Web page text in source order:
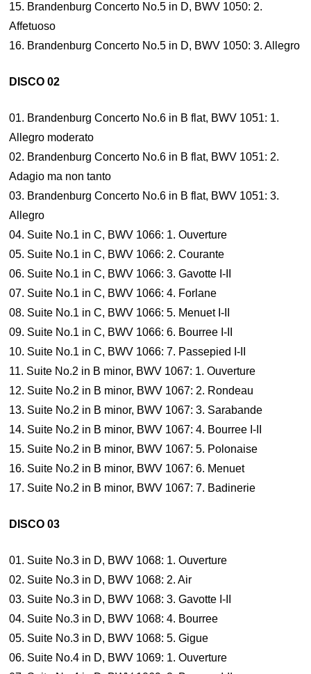
15. Brandenburg Concerto No.5 in D, BWV 1050: 2.
Affetuoso
16. Brandenburg Concerto No.5 in D, BWV 1050: 3. Allegro
DISCO 02
01. Brandenburg Concerto No.6 in B flat, BWV 1051: 1.
Allegro moderato
02. Brandenburg Concerto No.6 in B flat, BWV 1051: 2.
Adagio ma non tanto
03. Brandenburg Concerto No.6 in B flat, BWV 1051: 3.
Allegro
04. Suite No.1 in C, BWV 1066: 1. Ouverture
05. Suite No.1 in C, BWV 1066: 2. Courante
06. Suite No.1 in C, BWV 1066: 3. Gavotte I-II
07. Suite No.1 in C, BWV 1066: 4. Forlane
08. Suite No.1 in C, BWV 1066: 5. Menuet I-II
09. Suite No.1 in C, BWV 1066: 6. Bourree I-II
10. Suite No.1 in C, BWV 1066: 7. Passepied I-II
11. Suite No.2 in B minor, BWV 1067: 1. Ouverture
12. Suite No.2 in B minor, BWV 1067: 2. Rondeau
13. Suite No.2 in B minor, BWV 1067: 3. Sarabande
14. Suite No.2 in B minor, BWV 1067: 4. Bourree I-II
15. Suite No.2 in B minor, BWV 1067: 5. Polonaise
16. Suite No.2 in B minor, BWV 1067: 6. Menuet
17. Suite No.2 in B minor, BWV 1067: 7. Badinerie
DISCO 03
01. Suite No.3 in D, BWV 1068: 1. Ouverture
02. Suite No.3 in D, BWV 1068: 2. Air
03. Suite No.3 in D, BWV 1068: 3. Gavotte I-II
04. Suite No.3 in D, BWV 1068: 4. Bourree
05. Suite No.3 in D, BWV 1068: 5. Gigue
06. Suite No.4 in D, BWV 1069: 1. Ouverture